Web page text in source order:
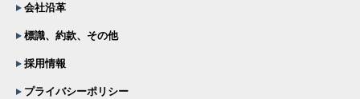
会社沿革
標識、約款、その他
採用情報
プライバシーポリシー